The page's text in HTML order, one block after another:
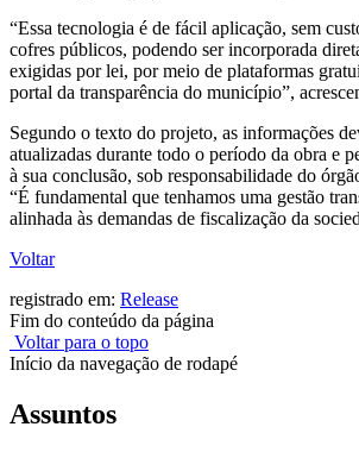
“Essa tecnologia é de fácil aplicação, sem
cofres públicos, podendo ser incorporada
exigidas por lei, por meio de plataformas
portal da transparência do município”,
Segundo o texto do projeto, as informações
atualizadas durante todo o período da obra e
à sua conclusão, sob responsabilidade do
“É fundamental que tenhamos uma gestão
alinhada às demandas de fiscalização da
Voltar
registrado em: Release
Fim do conteúdo da página
Voltar para o topo
Início da navegação de rodapé
Assuntos